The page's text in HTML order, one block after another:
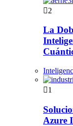
2
La
1
Azure